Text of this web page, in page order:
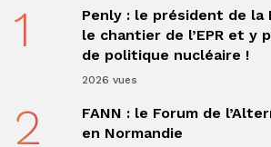
1
Penly : le président de la
le chantier de l’EPR et y
de politique nucléaire !
2026 vues
2
FANN : le Forum de
en Normandie